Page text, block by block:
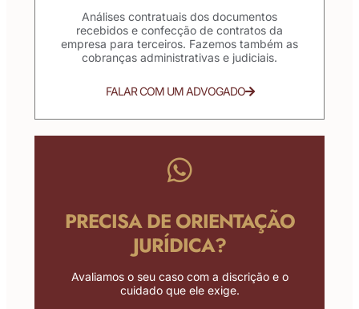
Análises contratuais dos documentos
recebidos e confecção de contratos da
empresa para terceiros. Fazemos também as
cobranças administrativas e judiciais.
FALAR COM UM ADVOGADO
PRECISA DE ORIENTAÇÃO
JURÍDICA?
Avaliamos o seu caso com a discrição e o
cuidado que ele exige.